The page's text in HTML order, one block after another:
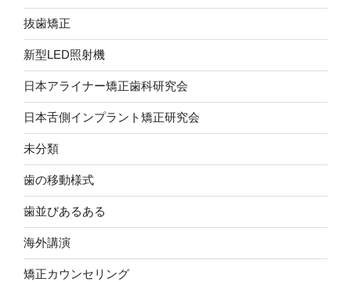
抜歯矯正
新型LED照射機
日本アライナー矯正歯科研究会
日本舌側インプラント矯正研究会
未分類
歯の移動様式
歯並びあるある
海外講演
矯正カウンセリング